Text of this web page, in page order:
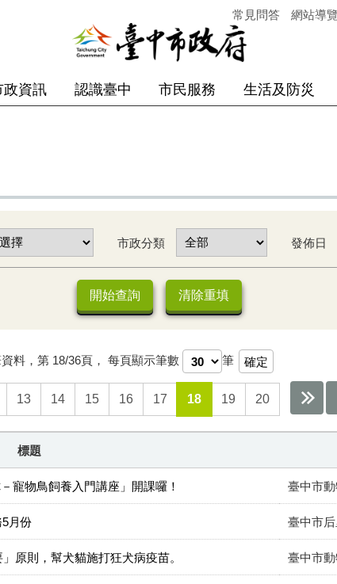
常見問答 網站導
政資訊 認識臺中 市民服務 生活及防災
市政分類 發佈日
料，第 18/36頁， 每頁顯示筆數 筆
13 14 15 16 17 18 19 20
標題
寵物鳥飼養入門講座」開課囉！ 臺中市
月份 臺中市
原則，幫犬貓施打狂犬病疫苗。 臺中市